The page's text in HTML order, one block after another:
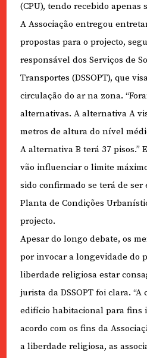
(CPU), tendo recebido apenas
A Associação entregou
propostas para o projecto,
responsável dos Serviços de
Transportes (DSSOPT), que
circulação do ar na zona.
alternativas. A alternativa A
metros de altura do nível
A alternativa B terá 37 pisos.”
vão influenciar o limite
sido confirmado se terá de ser
Planta de Condições
projecto.
Apesar do longo debate, os
por invocar a longevidade do
liberdade religiosa estar
jurista da DSSOPT foi clara.
edifício habitacional para fins
acordo com os fins da
a liberdade religiosa, as